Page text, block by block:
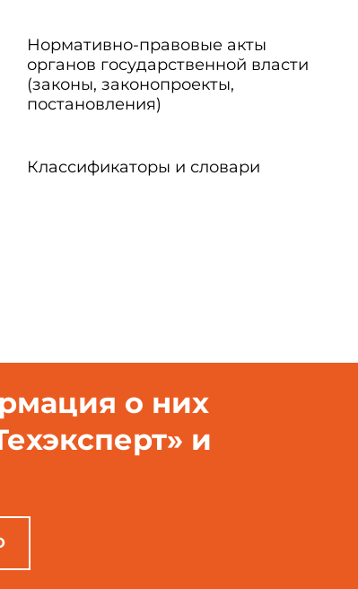
Нормативно-правовые акты
органов государственной власти
(законы, законопроекты,
постановления)
Классификаторы и словари
о них
и